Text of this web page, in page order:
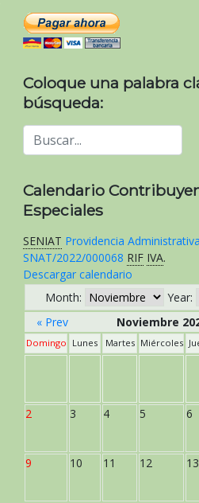
Coloque una palabra
búsqueda:
Calendario
Especiales
SENIAT Providencia Administrativa
SNAT/2022/000068 RIF IVA.
Descargar calendario
Month:
Year:
« Prev
Noviembre
Domingo Lunes Martes Miércoles
2 3 4 5 6
9 10 11 12 13